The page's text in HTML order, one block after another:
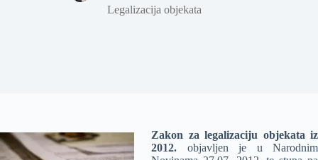
Legalizacija objekata
Zakon za legalizaciju objekata iz
2012. objavljen je u Narodnim